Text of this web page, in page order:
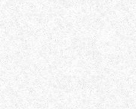
đãi gì thêm